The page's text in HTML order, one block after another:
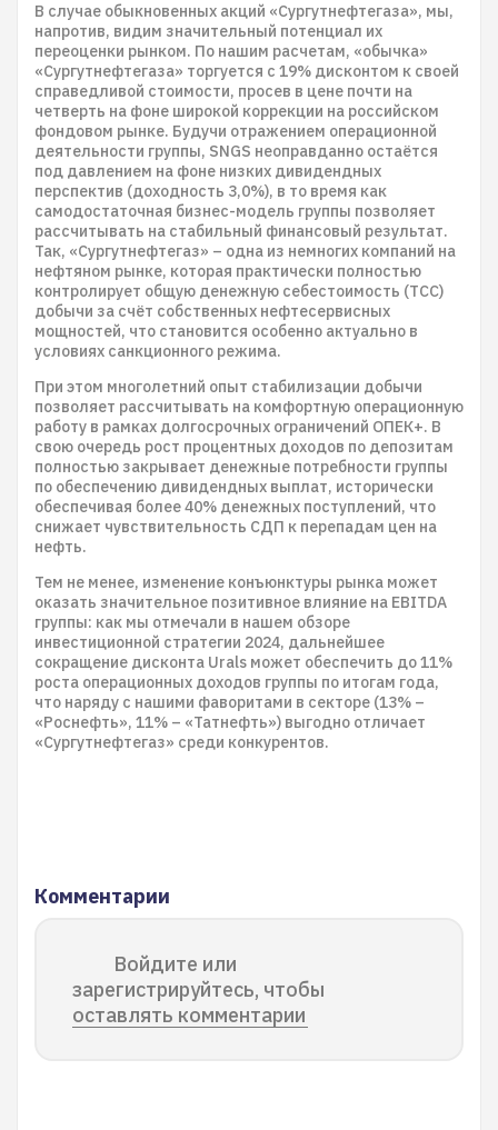
В случае обыкновенных акций «Сургутнефтегаза», мы,
напротив, видим значительный потенциал их
переоценки рынком. По нашим расчетам, «обычка»
«Сургутнефтегаза» торгуется с 19% дисконтом к своей
справедливой стоимости, просев в цене почти на
четверть на фоне широкой коррекции на российском
фондовом рынке. Будучи отражением операционной
деятельности группы, SNGS неоправданно остаётся
под давлением на фоне низких дивидендных
перспектив (доходность 3,0%), в то время как
самодостаточная бизнес-модель группы позволяет
рассчитывать на стабильный финансовый результат.
Так, «Сургутнефтегаз» – одна из немногих компаний на
нефтяном рынке, которая практически полностью
контролирует общую денежную себестоимость (TCC)
добычи за счёт собственных нефтесервисных
мощностей, что становится особенно актуально в
условиях санкционного режима.
При этом многолетний опыт стабилизации добычи
позволяет рассчитывать на комфортную операционную
работу в рамках долгосрочных ограничений ОПЕК+. В
свою очередь рост процентных доходов по депозитам
полностью закрывает денежные потребности группы
по обеспечению дивидендных выплат, исторически
обеспечивая более 40% денежных поступлений, что
снижает чувствительность СДП к перепадам цен на
нефть.
Тем не менее, изменение конъюнктуры рынка может
оказать значительное позитивное влияние на EBITDA
группы: как мы отмечали в нашем обзоре
инвестиционной стратегии 2024, дальнейшее
сокращение дисконта Urals может обеспечить до 11%
роста операционных доходов группы по итогам года,
что наряду с нашими фаворитами в секторе (13% –
«Роснефть», 11% – «Татнефть») выгодно отличает
«Сургутнефтегаз» среди конкурентов.
Комментарии
Войдите или
зарегистрируйтесь, чтобы
оставлять комментарии